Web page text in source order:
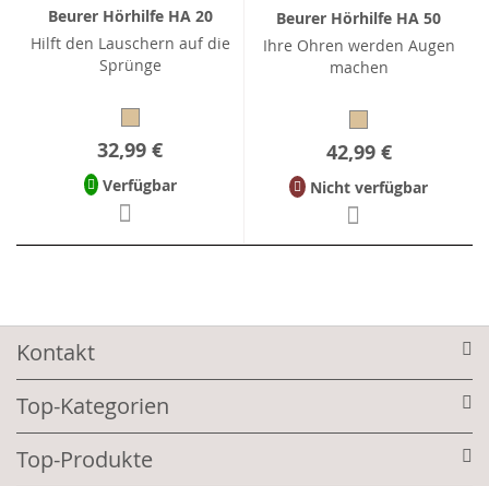
Beurer Hörhilfe HA 20
Hilft den Lauschern auf die
Sprünge
32,99 €
Verfügbar
Beurer Hörhilfe HA 50
Ihre Ohren werden Augen
machen
42,99 €
Nicht verfügbar
Kontakt
Top-Kategorien
Top-Produkte